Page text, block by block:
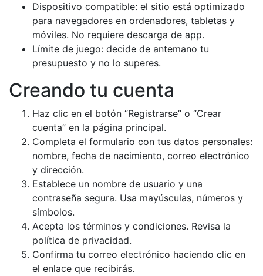
Dispositivo compatible: el sitio está optimizado
para navegadores en ordenadores, tabletas y
móviles. No requiere descarga de app.
Límite de juego: decide de antemano tu
presupuesto y no lo superes.
Creando tu cuenta
Haz clic en el botón “Registrarse” o “Crear
cuenta” en la página principal.
Completa el formulario con tus datos personales:
nombre, fecha de nacimiento, correo electrónico
y dirección.
Establece un nombre de usuario y una
contraseña segura. Usa mayúsculas, números y
símbolos.
Acepta los términos y condiciones. Revisa la
política de privacidad.
Confirma tu correo electrónico haciendo clic en
el enlace que recibirás.